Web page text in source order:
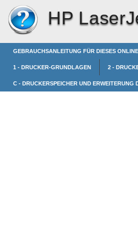
HP
GEBRAUCHSANLEITUNG FÜR DIESES
1 - DRUCKER-GRUNDLAGEN 2 -
C - DRUCKERSPEICHER UND ERWEITERUNG